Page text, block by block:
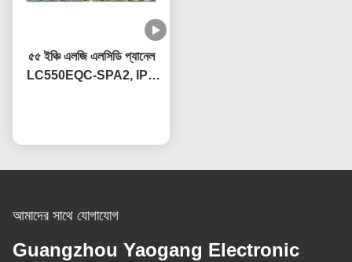
৫৫ ইঞ্চি এলজি এলসিডি প্যানেল
LC550EQC-SPA2, IPS
আমাদের সাথে যোগাযোগ
Guangzhou Yaogang Electronic